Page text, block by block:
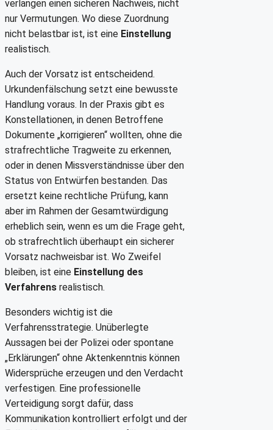
verlangen einen sicheren Nachweis, nicht
nur Vermutungen. Wo diese Zuordnung
nicht belastbar ist, ist eine Einstellung
realistisch.
Auch der Vorsatz ist entscheidend.
Urkundenfälschung setzt eine bewusste
Handlung voraus. In der Praxis gibt es
Konstellationen, in denen Betroffene
Dokumente „korrigieren“ wollten, ohne die
strafrechtliche Tragweite zu erkennen,
oder in denen Missverständnisse über den
Status von Entwürfen bestanden. Das
ersetzt keine rechtliche Prüfung, kann
aber im Rahmen der Gesamtwürdigung
erheblich sein, wenn es um die Frage geht,
ob strafrechtlich überhaupt ein sicherer
Vorsatz nachweisbar ist. Wo Zweifel
bleiben, ist eine Einstellung des
Verfahrens realistisch.
Besonders wichtig ist die
Verfahrensstrategie. Unüberlegte
Aussagen bei der Polizei oder spontane
„Erklärungen“ ohne Aktenkenntnis können
Widersprüche erzeugen und den Verdacht
verfestigen. Eine professionelle
Verteidigung sorgt dafür, dass
Kommunikation kontrolliert erfolgt und der